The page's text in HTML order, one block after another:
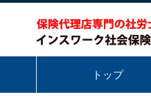
トップ